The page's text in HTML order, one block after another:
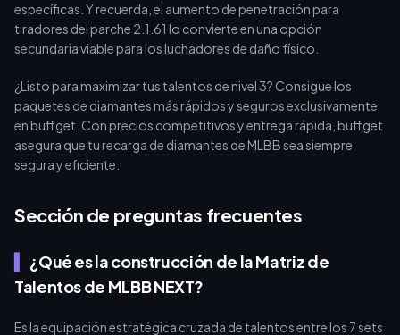
específicas. Y recuerda, el aumento de penetración para
tiradores del parche 2.1.61 lo convierte en una opción
secundaria viable para los luchadores de daño físico.
¿Listo para maximizar tus talentos de nivel 3? Consigue los
paquetes de diamantes más rápidos y seguros exclusivamente
en buffget. Con precios competitivos y entrega rápida, buffget
asegura que tu recarga de diamantes de MLBB sea siempre
segura y eficiente.
Sección de preguntas frecuentes
¿Qué es la construcción de la Matriz de
Talentos de MLBB NEXT?
Es la equipación estratégica cruzada de talentos entre los 7 sets